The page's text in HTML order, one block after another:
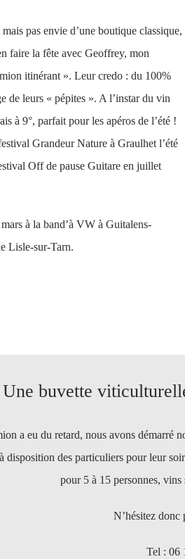
pas envie d’une boutique classique,
faire la fête avec Geoffrey, mon
itinérant ». Leur credo : du 100%
de leurs « pépites ». A l’instar du vin
à 9°, parfait pour les apéros de l’été !
Grandeur Nature à Graulhet l’été
Off de pause Guitare en juillet
à la band’à VW à Guitalens-
Lisle-sur-Tarn.
Une buvette
a eu du retard, nous avons démarré
disposition des particuliers pour leur
pour 5 à 15 personnes,
N’hésitez donc
Tel : 06